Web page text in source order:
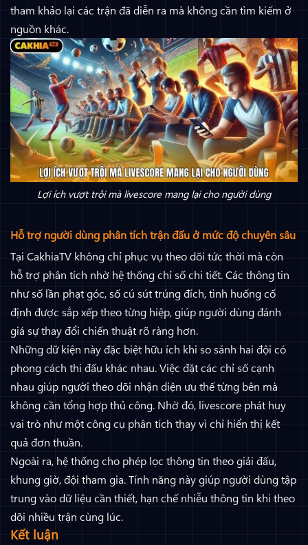
tham khảo lại các trận đã diễn ra mà không cần tìm kiếm ở
nguồn khác.
Lợi ích vượt trội mà livescore mang lại cho người dùng
Hỗ trợ người dùng phân tích trận đấu ở mức độ chuyên sâu
Tại CakhiaTV không chỉ phục vụ theo dõi tức thời mà còn
hỗ trợ phân tích nhờ hệ thống chỉ số chi tiết. Các thông tin
như số lần phạt góc, số cú sút trúng đích, tình huống cố
định được sắp xếp theo từng hiệp, giúp người dùng đánh
giá sự thay đổi chiến thuật rõ ràng hơn.
Những dữ kiện này đặc biệt hữu ích khi so sánh hai đội có
phong cách thi đấu khác nhau. Việc đặt các chỉ số cạnh
nhau giúp người theo dõi nhận diện ưu thế từng bên mà
không cần tổng hợp thủ công. Nhờ đó, livescore phát huy
vai trò như một công cụ phân tích thay vì chỉ hiển thị kết
quả đơn thuần.
Ngoài ra, hệ thống cho phép lọc thông tin theo giải đấu,
khung giờ, đội tham gia. Tính năng này giúp người dùng tập
trung vào dữ liệu cần thiết, hạn chế nhiễu thông tin khi theo
dõi nhiều trận cùng lúc.
Kết luận